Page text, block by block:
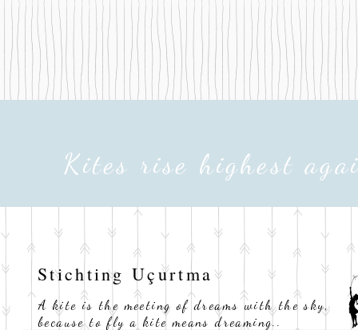
Kites rise highest
A kite is the meeting of dreams with the sky,
because to fly a kite means dreaming..
Stichting Uçurtma